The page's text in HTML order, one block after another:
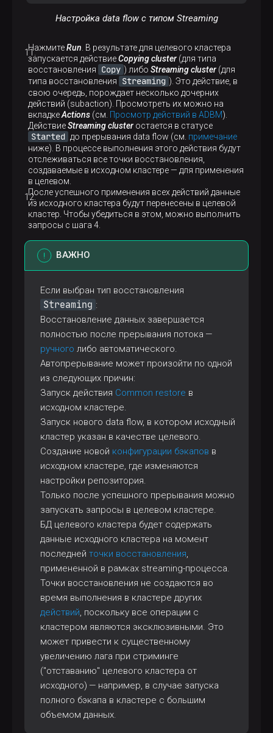
Настройка data flow с типом Streaming
НажмитеRun. В результате для целевого кластера
запускается действиеCopying cluster (для типа
восстановления
Copy ) либо Streaming cluster (для
типа восстановления
Streaming ). Это действие, в
свою очередь, порождает несколько дочерних
действий (subaction). Просмотреть их можно на
вкладкеActions (см. Просмотр действий в ADBM).
ДействиеStreaming cluster остается в статусе
Started до прерывания data flow (см. примечание
ниже). В процессе выполнения этого действия будут
отслеживаться все точки восстановления,
создаваемые в исходном кластере — для применения
в целевом.
После успешного применения всех действий данные
из исходного кластера будут перенесены в целевой
кластер. Чтобы убедиться в этом, можно выполнить
запросы с шага 4.
ВАЖНО
Если выбран тип восстановления
Streaming :
Восстановление данных завершается
полностью после прерывания потока —
ручного либо автоматического.
Автопрерывание может произойти по одной
из следующих причин:
Запуск действия Common restore в
исходном кластере.
Запуск нового data flow, в котором исходный
кластер указан в качестве целевого.
Создание новой конфигурации бэкапов в
исходном кластере, где изменяются
настройки репозитория.
Только после успешного прерывания можно
запускать запросы в целевом кластере.
БД целевого кластера будет содержать
данные исходного кластера на момент
последней точки восстановления,
примененной в рамках streaming-процесса.
Точки восстановления не создаются во
время выполнения в кластере других
действий, поскольку все операции с
кластером являются эксклюзивными. Это
может привести к существенному
увеличению лага при стриминге
("отставанию" целевого кластера от
исходного) — например, в случае запуска
полного бэкапа в кластере с большим
объемом данных.